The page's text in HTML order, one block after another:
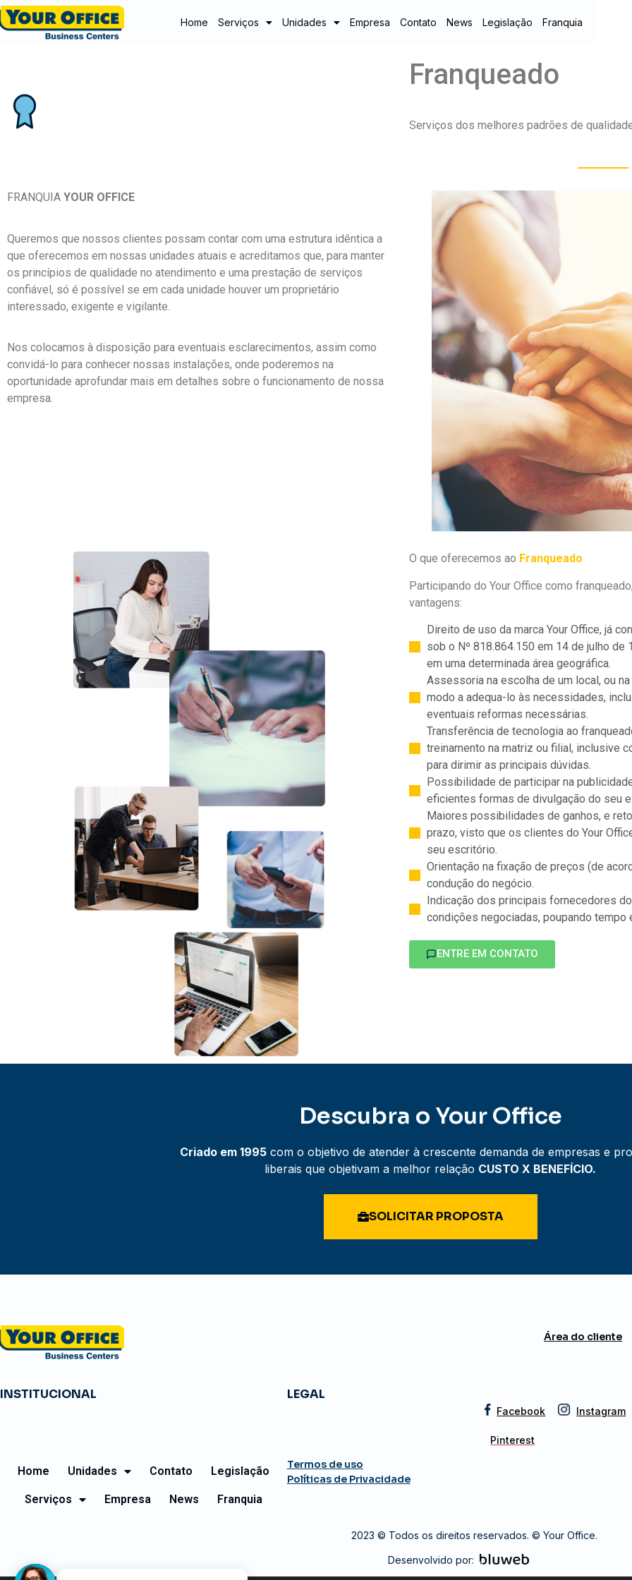
Home Serviços Unidades Empresa Contato News Legislação Franquia
Franqueado
Serviços dos melhores padrões de
FRANQUIA YOUR OFFICE
Queremos que nossos clientes possam contar com uma estrutura idêntica a
que oferecemos em nossas unidades atuais e acreditamos que, para manter
os princípios de qualidade no atendimento e uma prestação de serviços
confiável, só é possível se em cada unidade houver um proprietário
interessado, exigente e vigilante.
Nos colocamos à disposição para eventuais esclarecimentos, assim como
convidá-lo para conhecer nossas instalações, onde poderemos na
oportunidade aprofundar mais em detalhes sobre o funcionamento de nossa
empresa.
O que oferecemos ao Franqueado
Participando do Your Office como
vantagens:
Direito de uso da marca Your Office, já
sob o Nº 818.864.150 em 14 de julho de
em uma determinada área geográfica.
Assessoria na escolha de um local, ou
modo a adequa-lo às necessidades,
eventuais reformas necessárias.
Transferência de tecnologia ao
treinamento na matriz ou filial, inclusive
para dirimir as principais dúvidas.
Possibilidade de participar na
eficientes formas de divulgação do seu
Maiores possibilidades de ganhos, e
prazo, visto que os clientes do Your
seu escritório.
Orientação na fixação de preços (de
condução do negócio.
Indicação dos principais fornecedores
condições negociadas, poupando tempo
ENTRE EM CONTATO
Descubra o Your Office
Criado em 1995com o objetivo de atender à crescente demanda de empresas e
liberais que objetivam a melhor relação CUSTO X BENEFÍCIO.
SOLICITAR PROPOSTA
Área do cliente
INSTITUCIONAL LEGAL
Facebook Instagram
Pinterest
Home Unidades Contato Legislação
Serviços Empresa News Franquia
Termos de uso
Políticas de Privacidade
2023 © Todos os direitos reservados. © Your Office.
Desenvolvido por: